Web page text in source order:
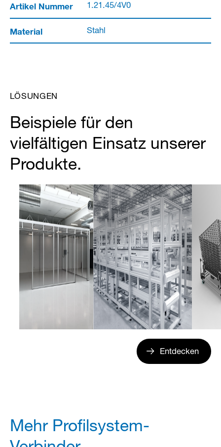
Artikel Nummer 1.21.45/4V0
Material Stahl
LÖSUNGEN
Beispiele für den
vielfältigen Einsatz unserer
Produkte.
Entdecken
Mehr Profilsystem-